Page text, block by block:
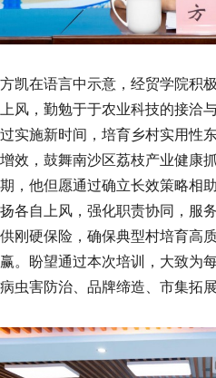
方凯在语言中示意，经贸学院积
上风，勤勉于于农业科技的接洽
过实施新时间，培育乡村实用性
增效，鼓舞南沙区荔枝产业健康
期，他但愿通过确立长效策略相
扬各自上风，强化职责协同，服
供刚硬保险，确保典型村培育高
赢。盼望通过本次培训，大致为
病虫害防治、品牌缔造、市集拓